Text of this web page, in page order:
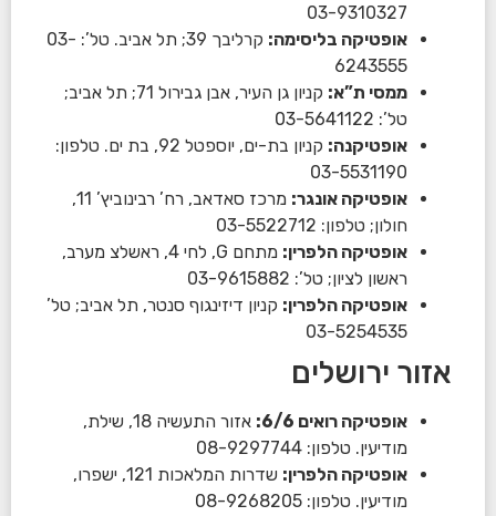
03-9310327
אופטיקה בליסימה:
קרליבך 39; תל אביב. טל’: 03-
6243555
ממסי ת”א:
קניון גן העיר, אבן גבירול 71; תל אביב;
טל’: 03-5641122
אופטיקנה:
קניון בת-ים, יוספטל 92, בת ים. טלפון:
03-5531190
אופטיקה אונגר:
מרכז סאדאב, רח’ רבינוביץ’ 11,
חולון; טלפון: 03-5522712
אופטיקה הלפרין:
מתחם G, לחי 4, ראשלצ מערב,
ראשון לציון; טל’: 03-9615882
אופטיקה הלפרין: קניון דיזינגוף סנטר, תל אביב; טל’
03-5254535
אזור ירושלים
אופטיקה רואים 6/6:
אזור התעשיה 18, שילת,
מודיעין. טלפון: 08-9297744
אופטיקה הלפרין:
שדרות המלאכות 121, ישפרו,
מודיעין. טלפון: 08-9268205